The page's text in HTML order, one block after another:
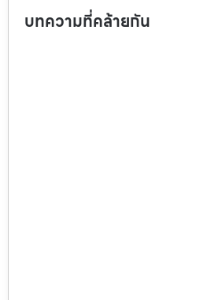
บทความที่คล้ายกัน